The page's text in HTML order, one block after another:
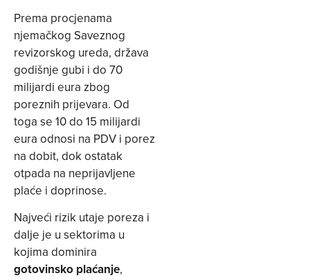
Prema procjenama
njemačkog Saveznog
revizorskog ureda, država
godišnje gubi i do 70
milijardi eura zbog
poreznih prijevara. Od
toga se 10 do 15 milijardi
eura odnosi na PDV i porez
na dobit, dok ostatak
otpada na neprijavljene
plaće i doprinose.
Najveći rizik utaje poreza i
dalje je u sektorima u
kojima dominira
gotovinsko plaćanje,